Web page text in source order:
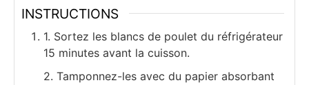
INSTRUCTIONS
1. Sortez les blancs de poulet du réfrigérateur
15 minutes avant la cuisson.
2. Tamponnez-les avec du papier absorbant